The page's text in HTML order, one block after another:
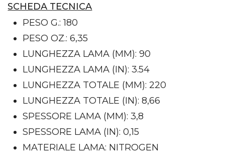
SCHEDA TECNICA
PESO G.: 180
PESO OZ.: 6,35
LUNGHEZZA LAMA (MM): 90
LUNGHEZZA LAMA (IN): 3.54
LUNGHEZZA TOTALE (MM): 220
LUNGHEZZA TOTALE (IN): 8,66
SPESSORE LAMA (MM): 3,8
SPESSORE LAMA (IN): 0,15
MATERIALE LAMA: NITROGEN